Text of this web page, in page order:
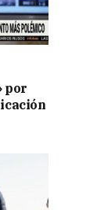
por